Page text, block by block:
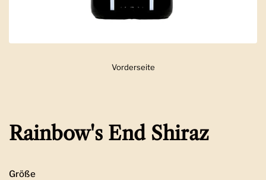
Zeige Folie 1
Vorderseite
Rainbow's End Shiraz
Größe